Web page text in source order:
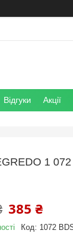
Відгуки Акції
1
385 ₴
Код: 1072